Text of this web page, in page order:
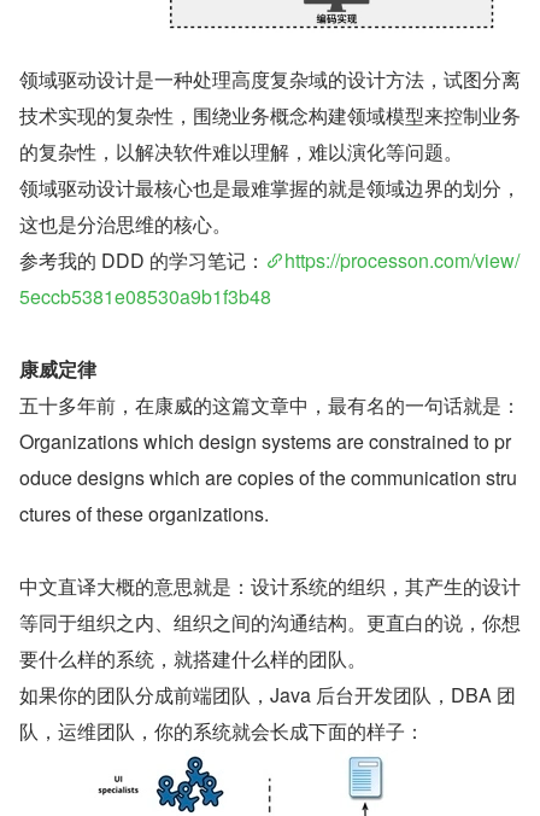
领域驱动设计是一种处理高度复杂域的设计方法，试图分离
技术实现的复杂性，围绕业务概念构建领域模型来控制业务
的复杂性，以解决软件难以理解，难以演化等问题。
领域驱动设计最核心也是最难掌握的就是领域边界的划分，
这也是分治思维的核心。
参考我的 DDD 的学习笔记：
https://processon.com/view/
5eccb5381e08530a9b1f3b48
康威定律
五十多年前，在康威的这篇文章中，最有名的一句话就是：
Organizations which design systems are constrained to pr
oduce designs which are copies of the communication stru
ctures of these organizations.
中文直译大概的意思就是：设计系统的组织，其产生的设计
等同于组织之内、组织之间的沟通结构。更直白的说，你想
要什么样的系统，就搭建什么样的团队。
如果你的团队分成前端团队，Java 后台开发团队，DBA 团
队，运维团队，你的系统就会长成下面的样子：